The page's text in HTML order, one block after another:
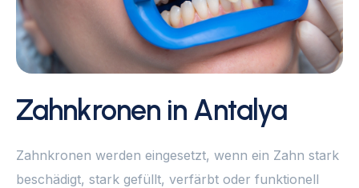
Zahnkronen in Antalya
Zahnkronen werden eingesetzt, wenn ein Zahn stark
beschädigt, stark gefüllt, verfärbt oder funktionell